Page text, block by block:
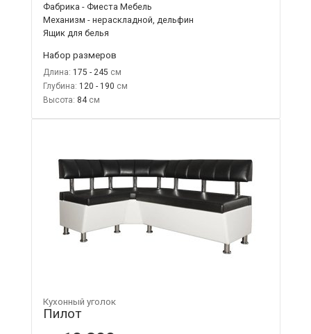
Фабрика - Фиеста Мебель
Механизм - нераскладной, дельфин
Ящик для белья
Набор размеров
Длина: 175 - 245
Глубина: 120 - 190
Высота: 84
Кухонный уголок
Пилот